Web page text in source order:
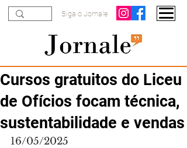
Siga o Jornale
Cursos gratuitos do Liceu
de Ofícios focam técnica,
sustentabilidade e vendas
16/05/2025